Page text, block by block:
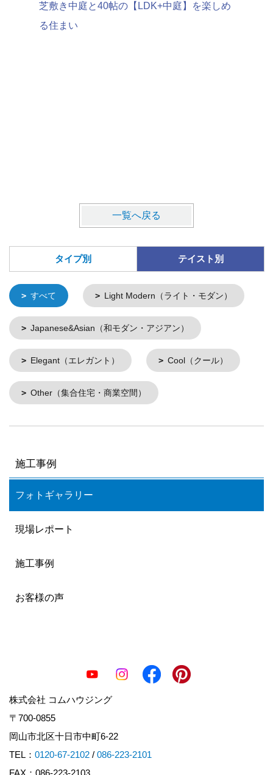
芝敷き中庭と40帖の【LDK+中庭】を楽しめ
る住まい
一覧へ戻る
タイプ別 テイスト別
すべて Light Modern（ライト・モダン）
Japanese&Asian（和モダン・アジアン）
Elegant（エレガント） Cool（クール）
Other（集合住宅・商業空間）
施工事例
フォトギャラリー
現場レポート
施工事例
お客様の声
株式会社 コムハウジング
〒700-0855
岡山市北区十日市中町6-22
TEL： 0120-67-2102 / 086-223-2101
FAX：086-223-2103